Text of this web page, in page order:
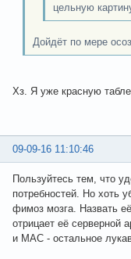
цельную
Дойдёт по мере
Хз. Я уже красную
09-09-16 11:10:46
Пользуйтесь тем, что
потребностей. Но хоть
фимоз мозга. Назвать
отрицает её серверной
и MAC - остальное